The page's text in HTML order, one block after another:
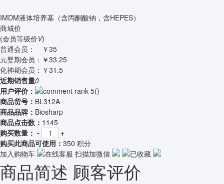
IMDM液体培养基（含丙酮酸钠，含HEPES）
商城价
(会员等级价V)
普通会员：
￥35
元婴期会员： ￥33.25
化神期会员： ￥31.5
近期销售量0
用户评价：
()
商品货号： BL312A
商品品牌： Biosharp
商品点击数： 1145
购买数量： -
+
购买此商品可使用： 350 积分
加入购物车
在线客服 扫描加微信 已收藏
商品简述 顾客评价